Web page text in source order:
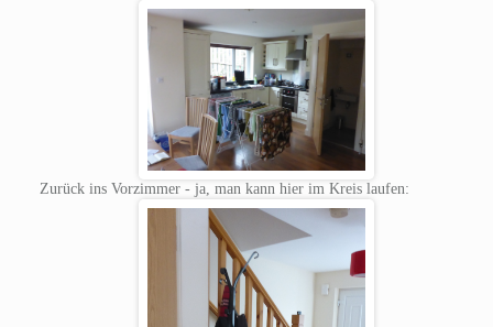
Zurück ins Vorzimmer - ja, man kann hier im Kreis laufen: